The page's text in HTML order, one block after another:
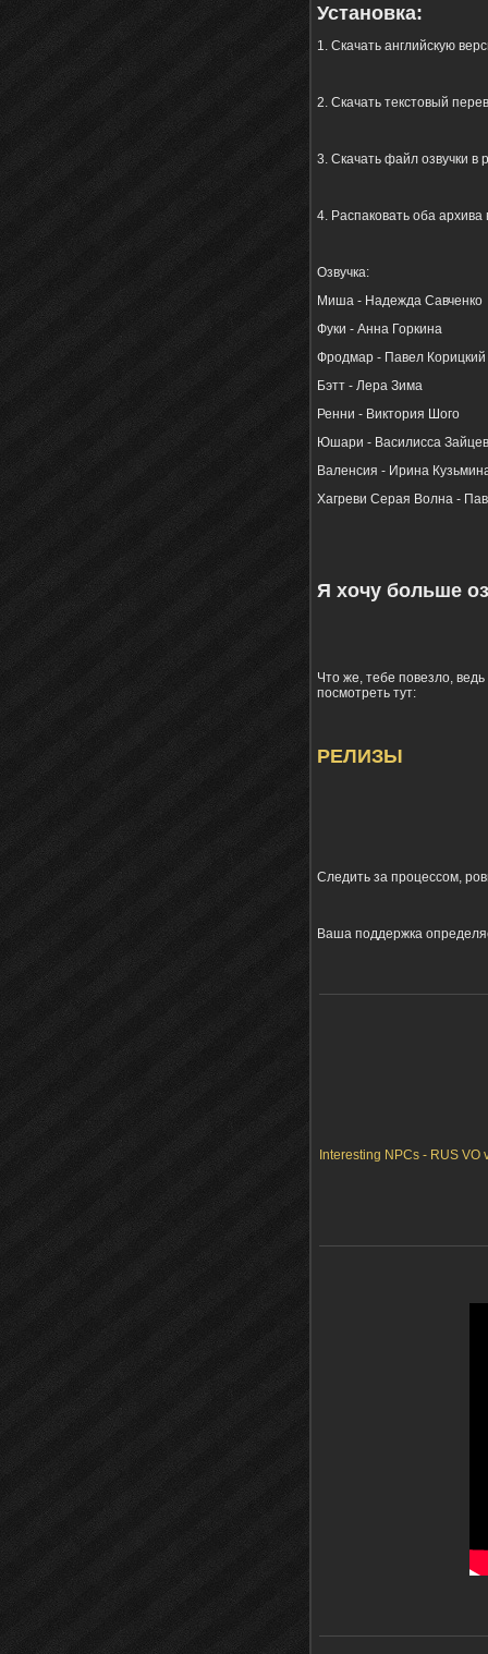
Установка:
1. Скачать английскую
2. Скачать текстовый
3. Скачать файл озвучки в
4. Распаковать оба архива
Озвучка:
Миша - Надежда Савченко
Фуки - Анна Горкина
Фродмар - Павел Корицкий
Бэтт - Лера Зима
Ренни - Виктория Шого
Юшари - Василисса
Валенсия - Ирина
Хагреви Серая Волна -
Я хочу больше
Что же, тебе повезло,
посмотреть тут:
РЕЛИЗЫ
Следить за процессом,
Ваша поддержка
Interesting NPCs - RUS VO